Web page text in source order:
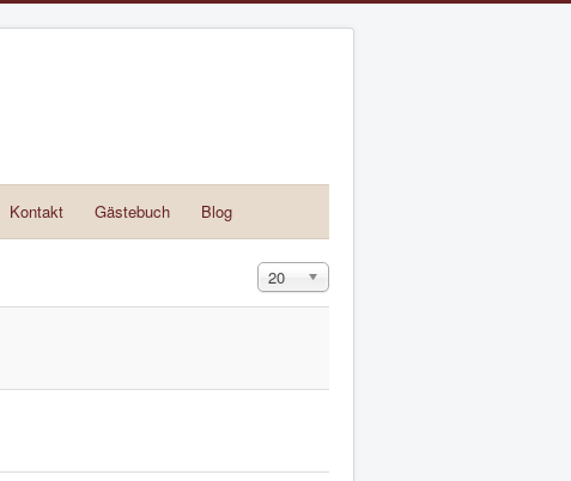
Kontakt Gästebuch Blog
Anzeige #
20